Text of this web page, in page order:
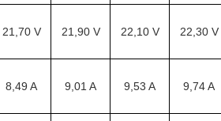
21,70 V 21,90 V 22,10 V 22,30 V
8,49 A 9,01 A 9,53 A 9,74 A